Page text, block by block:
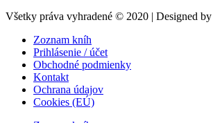
Všetky práva vyhradené © 2020 | Designed by
Zoznam kníh
Prihlásenie / účet
Obchodné podmienky
Kontakt
Ochrana údajov
Cookies (EÚ)